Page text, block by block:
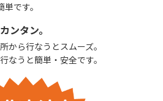
です。
ンタン。
から行なうとスムーズ。
なうと簡単・安全です。